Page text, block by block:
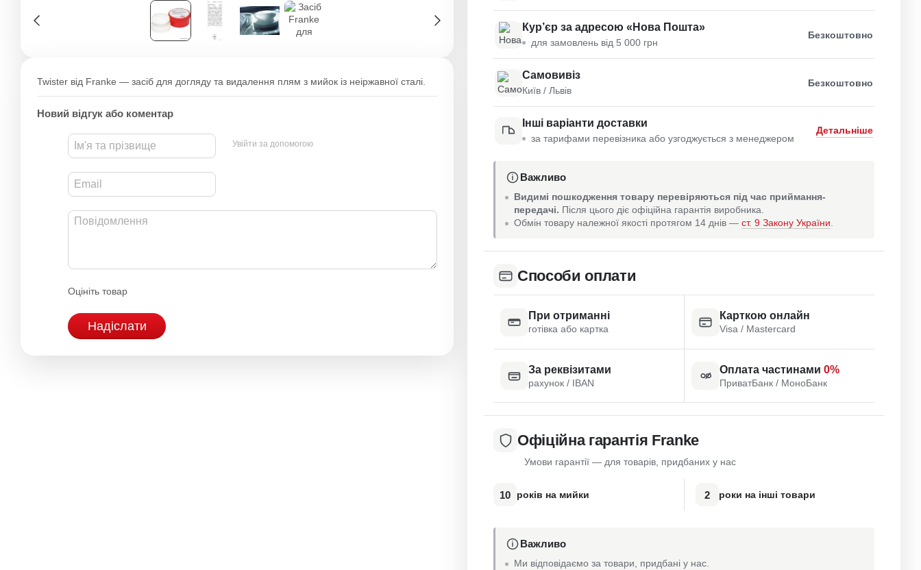
Twister від Franke — засіб для догляду та видалення плям з мийок із неіржавної сталі.
Новий відгук або коментар
Увійти за допомогою
Оцініть товар
Надіслати
Кур’єр за адресою «Нова Пошта»
для замовлень від 5 000 грн
Безкоштовно
Самовивіз
Київ / Львів
Безкоштовно
Інші варіанти доставки
за тарифами перевізника або узгоджується з менеджером
Детальніше
Важливо
Видимі пошкодження товару перевіряються під час приймання-
передачі. Після цього діє офіційна гарантія виробника.
Обмін товару належної якості протягом 14 днів — ст. 9 Закону України
Способи оплати
При отриманні
готівка або картка
Карткою онлайн
Visa / Mastercard
За реквізитами
рахунок / IBAN
Оплата частинами 0%
ПриватБанк / МоноБанк
Офіційна гарантія Franke
Умови гарантії — для товарів, придбаних у нас
10 років на мийки 2 роки на інші товари
Важливо
Ми відповідаємо за товари, придбані у нас.